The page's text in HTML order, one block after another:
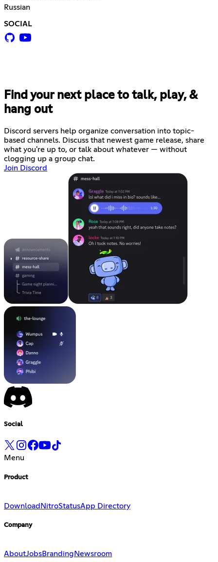
Russian
SOCIAL
Find your next place to talk, play, &
hang out
Discord servers help organize conversation into topic-
based channels. Discuss that newest game release, share
what you're up to, or talk about whatever — without
clogging up a group chat.
Join Discord
Social
Menu
Product
Download NitroStatusApp Directory
Company
AboutJobsBranding Newsroom